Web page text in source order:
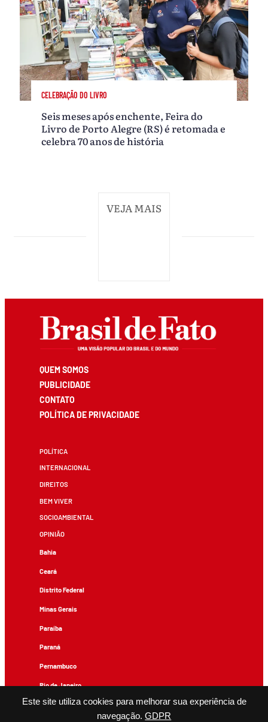
Este site utiliza cookies para melhorar sua experiência de
navegação. GDPR
CELEBRAÇÃO DO LIVRO
Seis meses após enchente, Feira do
Livro de Porto Alegre (RS) é retomada e
celebra 70 anos de história
VEJA MAIS
QUEM SOMOS
PUBLICIDADE
CONTATO
POLÍTICA DE PRIVACIDADE
POLÍTICA
INTERNACIONAL
DIREITOS
BEM VIVER
SOCIOAMBIENTAL
OPINIÃO
Bahia
Ceará
Distrito Federal
Minas Gerais
Paraíba
Paraná
Pernambuco
Rio de Janeiro
Rio Grande do Sul